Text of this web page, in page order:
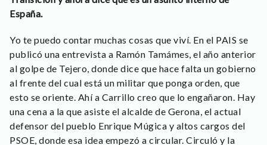
España.
Yo te puedo contar muchas cosas que viví. En el PAIS se
publicó una entrevista a Ramón Tamámes, el año anterior
al golpe de Tejero, donde dice que hace falta un gobierno
al frente del cual está un militar que ponga orden, que
esto se oriente. Ahí a Carrillo creo que lo engañaron. Hay
una cena a la que asiste el alcalde de Gerona, el actual
defensor del pueblo Enrique Múgica y altos cargos del
PSOE, donde esa idea empezó a circular. Circuló y la